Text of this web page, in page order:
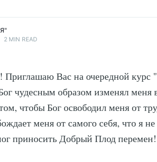
2 MIN READ
Приглашаю Вас на очередной
чудесным образом изменял меня
чтобы Бог освободил меня от
меня от самого себя, что я
приносить Добрый Плод перемен!